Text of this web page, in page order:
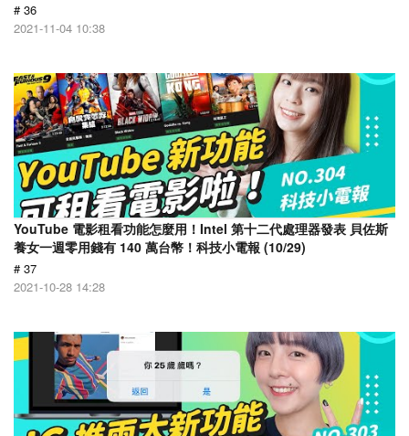
# 36
2021-11-04 10:38
YouTube 電影租看功能怎麼用！Intel 第十二代處理器發表 貝佐斯
養女一週零用錢有 140 萬台幣！科技小電報 (10/29)
# 37
2021-10-28 14:28